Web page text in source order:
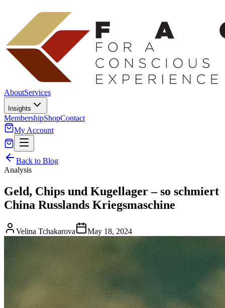
AboutServices
Insights
MembershipShopContact
My Account
Back to Blog
Analysis
Geld, Chips und Kugellager – so schmiert
China Russlands Kriegsmaschine
Velina Tchakarova May 18, 2024